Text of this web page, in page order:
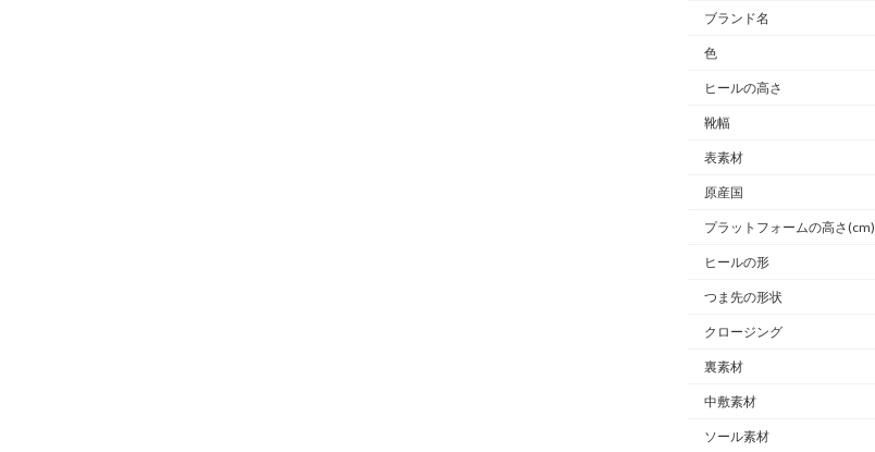
ブランド名
色
ヒールの高さ
靴幅
表素材
原産国
プラットフォームの高さ(cm)
ヒールの形
つま先の形状
クロージング
裏素材
中敷素材
ソール素材